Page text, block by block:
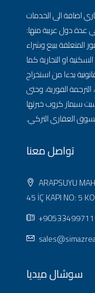
اضافة الى الخدمات
عدة دول عربية منها:
المتعلقة ببيع وشراء
او التجارية كما
بدءا من استخراج
الترجمة الفورية، وحتى
سيماز كروب خبرتها
العقاري التركي.
تواصل معنا
ARAPSUYU
45 İÇ KAPI NO: 5
سوشال ميديا